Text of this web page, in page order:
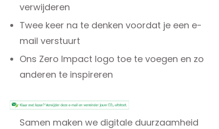
verwijderen
Twee keer na te denken voordat je een e-
mail verstuurt
Ons Zero Impact logo toe te voegen en zo
anderen te inspireren
Samen maken we digitale duurzaamheid